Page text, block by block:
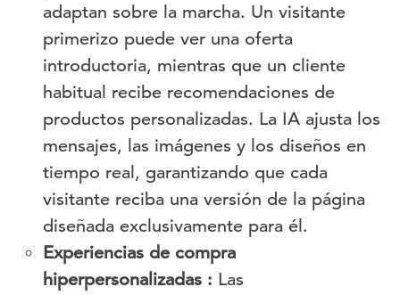
adaptan sobre la marcha. Un visitante
primerizo puede ver una oferta
introductoria, mientras que un cliente
habitual recibe recomendaciones de
productos personalizadas. La IA ajusta los
mensajes, las imágenes y los diseños en
tiempo real, garantizando que cada
visitante reciba una versión de la página
diseñada exclusivamente para él.
Experiencias de compra
hiperpersonalizadas : Las